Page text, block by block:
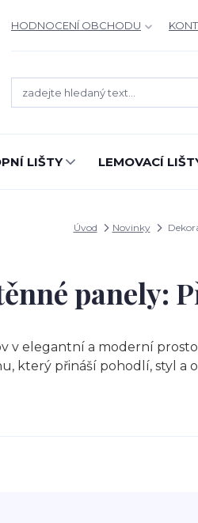
HODNOCENÍ OBCHODU
LIŠTY LEMOVACÍ
Úvod Novinky
panely:
v elegantní a moderní
který přináší pohodlí, styl a